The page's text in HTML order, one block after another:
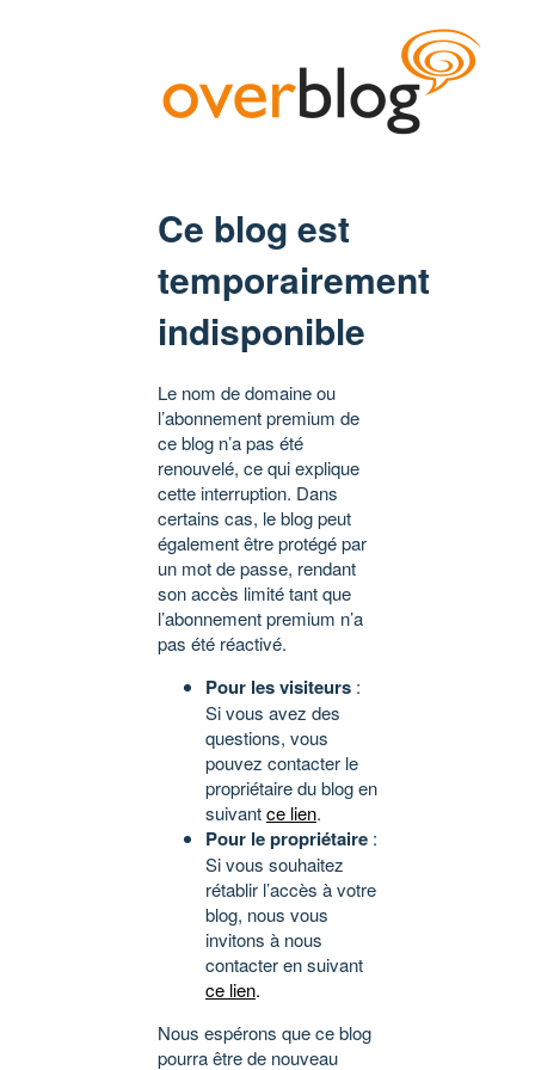
Ce blog est
temporairement
indisponible
Le nom de domaine ou
l’abonnement premium de
ce blog n’a pas été
renouvelé, ce qui explique
cette interruption. Dans
certains cas, le blog peut
également être protégé par
un mot de passe, rendant
son accès limité tant que
l’abonnement premium n’a
pas été réactivé.
Pour les visiteurs :
Si vous avez des
questions, vous
pouvez contacter le
propriétaire du blog en
suivantce lien.
Pour le propriétaire :
Si vous souhaitez
rétablir l’accès à votre
blog, nous vous
invitons à nous
contacter en suivant
ce lien.
Nous espérons que ce blog
pourra être de nouveau